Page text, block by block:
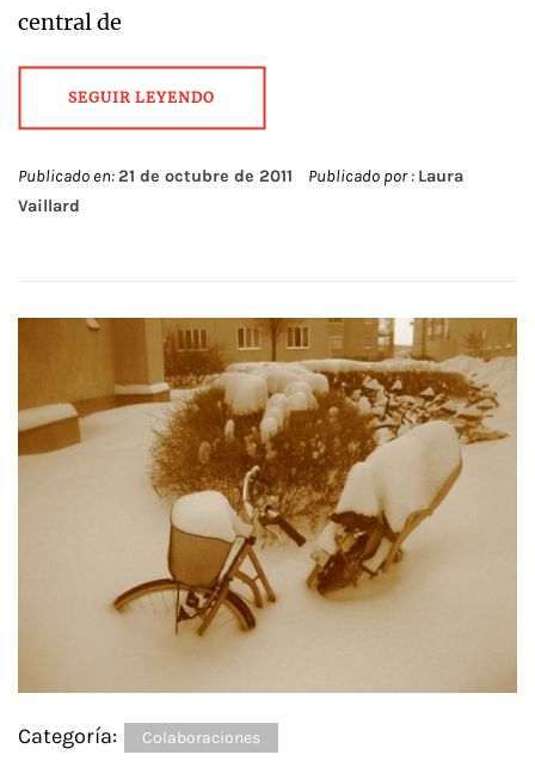
central de
SEGUIR LEYENDO
Publicado en:21 de octubre de 2011 Publicado por : Laura
Vaillard
Categoría: Colaboraciones